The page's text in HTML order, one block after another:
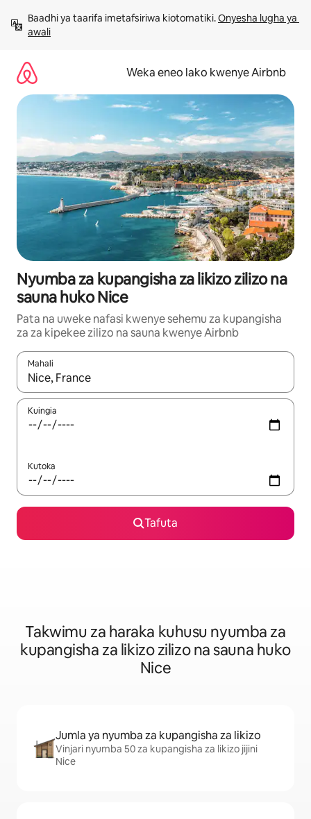
kwenda
kwenye
Baadhi ya taarifa imetafsiriwa kiotomatiki. Onyesha lugha ya
awali
Weka eneo lako kwenye Airbnb
Nyumba za kupangisha za likizo zilizo na
sauna huko Nice
Pata na uweke nafasi kwenye sehemu za kupangisha
za za kipekee zilizo na sauna kwenye Airbnb
Mahali
Wakati matokeo yanapatikana, vinjari kwa kutumia vitufe vya
Kuingia
Kutoka
Tafuta
Takwimu za haraka kuhusu nyumba za
kupangisha za likizo zilizo na sauna huko
Nice
Jumla ya nyumba za kupangisha za likizo
Vinjari nyumba 50 za kupangisha za likizo jijini
Nice